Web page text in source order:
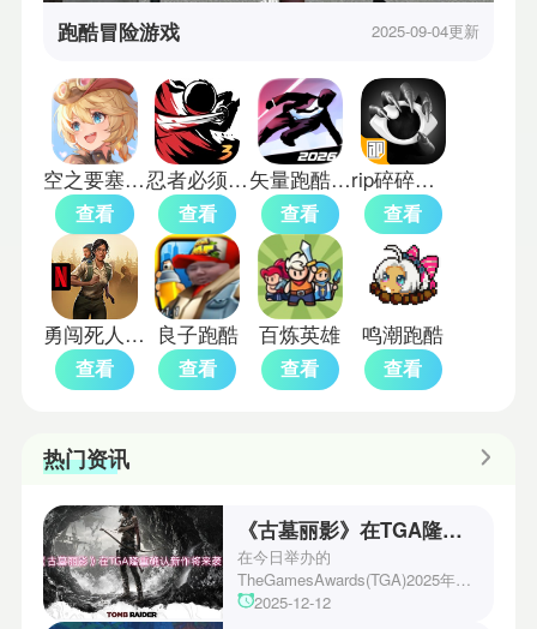
跑酷冒险游戏 2025-09-04更新
空之要塞启航免费版
查看
忍者必须死3渠道服
查看
矢量跑酷中文版
查看
rip碎碎平安
查看
勇闯死人谷2中文版
查看
良子跑酷
查看
百炼英雄
查看
鸣潮跑酷
查看
热门资讯
《古墓丽影》在TGA隆重确认新作将来袭！
在今日举办的
TheGamesAwards(TGA)2025年度
游戏颁奖典礼中，古墓丽影系列公
2025-12-12